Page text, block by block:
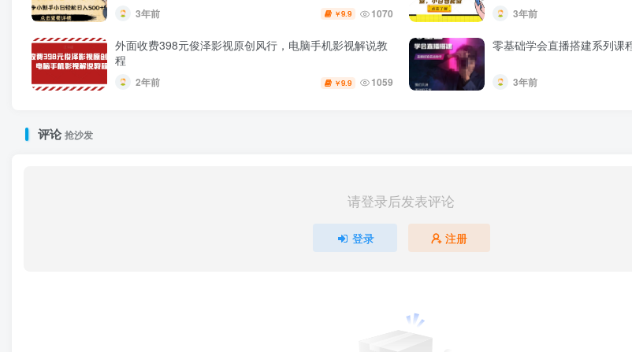
3年前 ￥9.9 1070 3年前
外面收费398元俊泽影视原创风行，电脑手机影视解说教
程
2年前 ￥9.9 1059
零基础学会直播搭建系列课
3年前
评论抢沙发
请登录后发表评论
登录 注册